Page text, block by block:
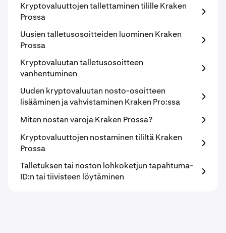
Kryptovaluuttojen tallettaminen tilille Kraken
Prossa
Uusien talletusosoitteiden luominen Kraken
Prossa
Kryptovaluutan talletusosoitteen
vanhentuminen
Uuden kryptovaluutan nosto-osoitteen
lisääminen ja vahvistaminen Kraken Pro:ssa
Miten nostan varoja Kraken Prossa?
Kryptovaluuttojen nostaminen tililtä Kraken
Prossa
Talletuksen tai noston lohkoketjun tapahtuma-
ID:n tai tiivisteen löytäminen